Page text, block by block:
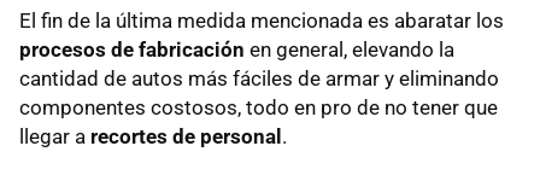
El fin de la última medida mencionada es abaratar los
procesos de fabricación en general, elevando la
cantidad de autos más fáciles de armar y eliminando
componentes costosos, todo en pro de no tener que
llegar a recortes de personal.